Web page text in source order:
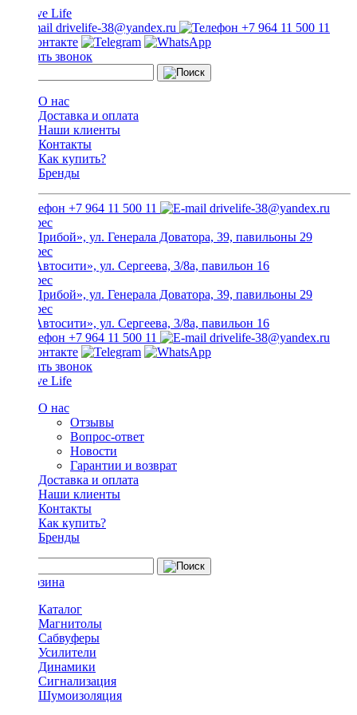
drivelife-38@yandex.ru +7 964 11 500 11
Заказать звонок
О нас
Доставка и оплата
Наши клиенты
Контакты
Как купить?
Бренды
+7 964 11 500 11 drivelife-38@yandex.ru
ТЦ «Прибой», ул. Генерала Доватора, 39, павильоны 29
ТЦ «Автосити», ул. Сергеева, 3/8а, павильон 16
ТЦ «Прибой», ул. Генерала Доватора, 39, павильоны 29
ТЦ «Автосити», ул. Сергеева, 3/8а, павильон 16
+7 964 11 500 11
drivelife-38@yandex.ru
Заказать звонок
О нас
Отзывы
Вопрос-ответ
Новости
Гарантии и возврат
Доставка и оплата
Наши клиенты
Контакты
Как купить?
Бренды
Каталог
Магнитолы
Сабвуферы
Усилители
Динамики
Сигнализация
Шумоизоляция